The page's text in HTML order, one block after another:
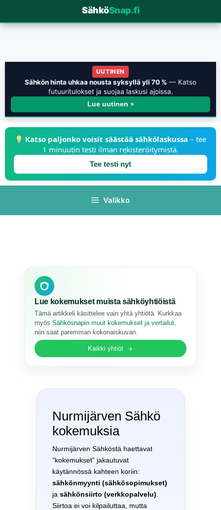
SähköSnap.fi
UUTINEN
Sähkön hinta uhkaa nousta syksyllä yli 70 % — Katso
futuuritulokset ja suojaa laskusi ajoissa.
Lue uutinen »
Katso paljonko voisit säästää sähkölaskussa – tee
1 minuutin testi ilman rekisteröitymistä.
Tee testi nyt
Valikko
Lue kokemukset muista sähköyhtiöistä
Tämä artikkeli käsittelee vain yhtä yhtiötä. Kurkkaa
myös Sähkösnapin muut kokemukset ja vertailut,
niin saat paremman kokonaiskuvan.
Kaikki yhtiöt
Nurmijärven Sähkö
kokemuksia
Nurmijärven Sähköstä haettavat
“kokemukset” jakautuvat
käytännössä kahteen koriin:
sähkönmyynti (sähkösopimukset)
ja sähkönsiirto (verkkopalvelu)
Siirtoa ei voi kilpailuttaa, mutta